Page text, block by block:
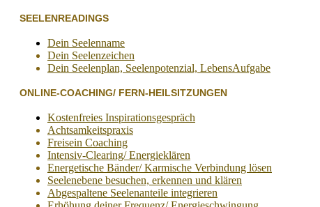
SEELENREADINGS
Dein Seelenname
Dein Seelenzeichen
Dein Seelenplan, Seelenpotenzial, LebensAufgabe
ONLINE-COACHING/ FERN-HEILSITZUNGEN
Kostenfreies Inspirationsgespräch
Achtsamkeitspraxis
Freisein Coaching
Intensiv-Clearing/ Energieklären
Energetische Bänder/ Karmische Verbindung lösen
Seelenebene besuchen, erkennen und klären
Abgespaltene Seelenanteile integrieren